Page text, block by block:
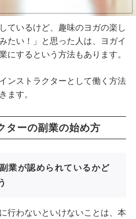
ているけど、趣味のヨガの楽し
たい！」と思った人は、ヨガイ
にするという方法もあります。
ンストラクターとして働く方法
ます。
ターの副業の始め方
業が認められているかど
行わないといけないことは、本